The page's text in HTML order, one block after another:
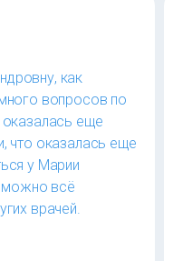
как
вопросов по
еще
что оказалась еще
у Марии
можно всё
врачей.